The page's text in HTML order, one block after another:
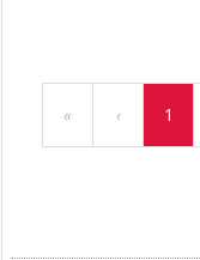
« ‹ 1